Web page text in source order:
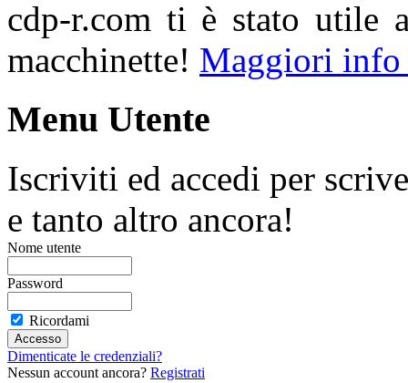
cdp-r.com ti è stato utile
macchinette! Maggiori
Menu Utente
Iscriviti ed accedi per
e tanto altro ancora!
Nome utente
Password
Ricordami
Dimenticate le credenziali?
Nessun account ancora? Registrati